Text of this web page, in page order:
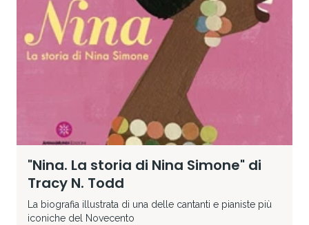
"Nina. La storia di Nina Simone" di
Tracy N. Todd
La biografia illustrata di una delle cantanti e pianiste più
iconiche del Novecento